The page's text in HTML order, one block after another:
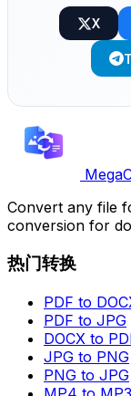
X
Convert any file
conversion for
热门转换
PDF to
PDF to JPG
DOCX to
JPG to PNG
PNG to JPG